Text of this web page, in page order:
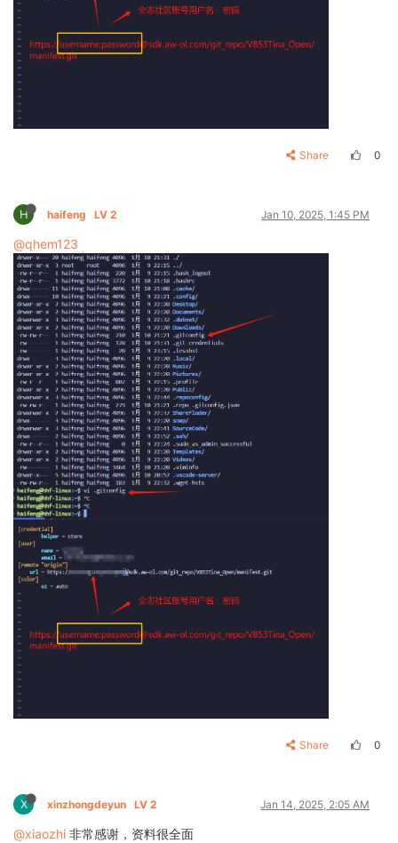
Share 0
H haifeng LV 2 Jan 10, 2025, 1:45 PM
@qhem123
Share 0
X xinzhongdeyun LV 2 Jan 14, 2025, 2:05 AM
@xiaozhi 非常感谢，资料很全面